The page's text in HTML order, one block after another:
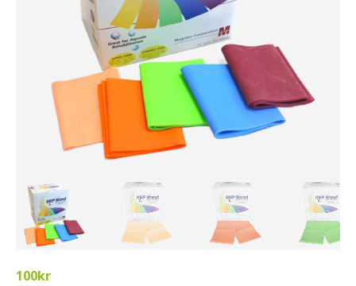
100kr